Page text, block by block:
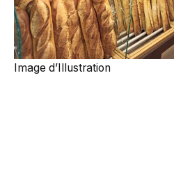
Image d’Illustration